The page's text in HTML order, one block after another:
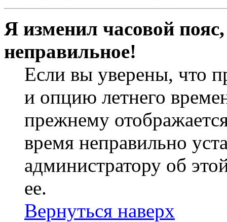
Я изменил часовой
неправильное!
Если вы уверены, что
и опцию летнего
прежнему
время неправильно
администратору об
ее.
Вернуться наверх